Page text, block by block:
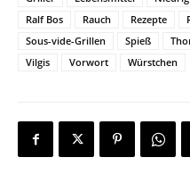
Ralf Bos
Rauch Rezepte
Sous-vide-Grillen
Spieß
Vilgis
Vorwort Würstchen